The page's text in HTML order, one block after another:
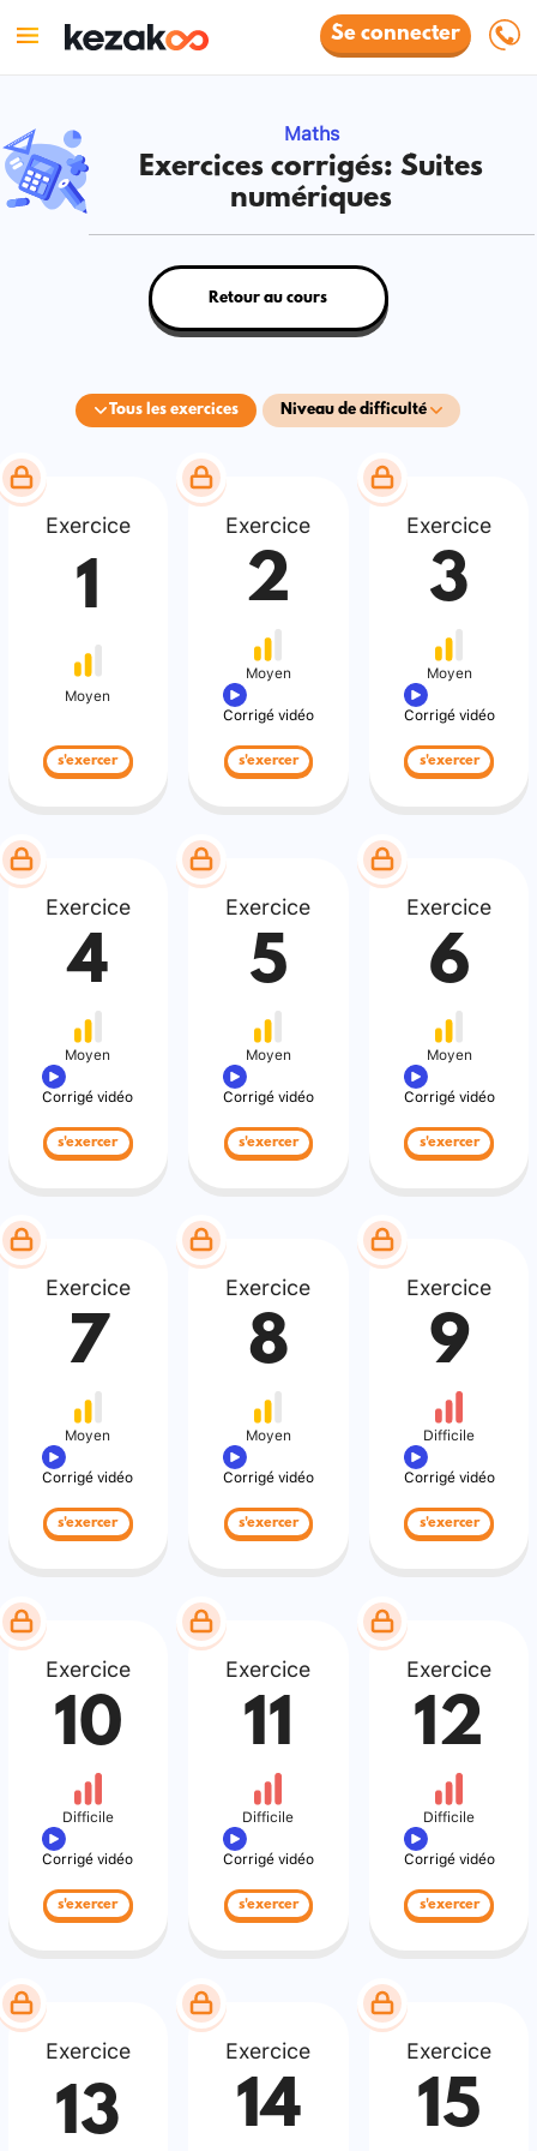
Se connecter
Maths
Exercices corrigés: Suites
numériques
Tous les exercices Niveau de difficulté
Retour au cours
Exercice
1
Moyen
s'exercer
Exercice
2
Moyen
Corrigé vidéo
s'exercer
Exercice
3
Moyen
Corrigé vidéo
s'exercer
Exercice
4
Moyen
Corrigé vidéo
s'exercer
Exercice
5
Moyen
Corrigé vidéo
s'exercer
Exercice
6
Moyen
Corrigé vidéo
s'exercer
Exercice
7
Moyen
Corrigé vidéo
s'exercer
Exercice
8
Moyen
Corrigé vidéo
s'exercer
Exercice
9
Difficile
Corrigé vidéo
s'exercer
Exercice
10
Difficile
Corrigé vidéo
s'exercer
Exercice
11
Difficile
Corrigé vidéo
s'exercer
Exercice
12
Difficile
Corrigé vidéo
s'exercer
Exercice
13
Exercice
14
Exercice
15